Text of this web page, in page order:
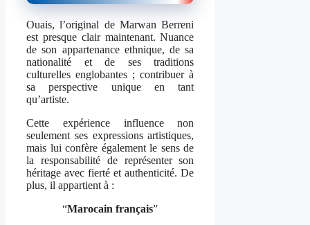
Ouais, l’original de Marwan Berreni
est presque clair maintenant. Nuance
de son appartenance ethnique, de sa
nationalité et de ses traditions
culturelles englobantes ; contribuer à
sa perspective unique en tant
qu’artiste.
Cette expérience influence non
seulement ses expressions artistiques,
mais lui confère également le sens de
la responsabilité de représenter son
héritage avec fierté et authenticité. De
plus, il appartient à :
“Marocain français”